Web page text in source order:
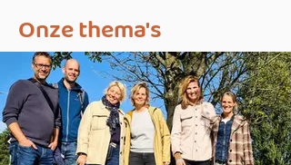
Onze thema's